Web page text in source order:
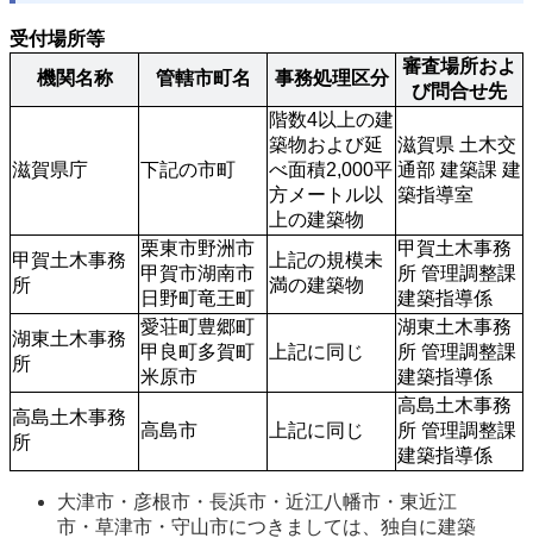
受付場所等
機関名称
管轄市町名 事務処理区分
審査場所およ
び問合せ先
滋賀県庁 下記の市町
階数4以上の建
築物および延
べ面積2,000平
方メートル以
上の建築物
滋賀県 土木交
通部 建築課 建
築指導室
甲賀土木事務
所
栗東市野洲市
甲賀市湖南市
日野町竜王町
上記の規模未
満の建築物
甲賀土木事務
所 管理調整課
建築指導係
湖東土木事務
所
愛荘町豊郷町
甲良町多賀町
米原市
上記に同じ
湖東土木事務
所 管理調整課
建築指導係
高島土木事務
所
高島市 上記に同じ
高島土木事務
所 管理調整課
建築指導係
大津市・彦根市・長浜市・近江八幡市・東近江
市・草津市・守山市につきましては、独自に建築